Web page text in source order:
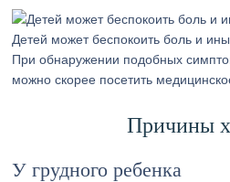
Детей может беспокоить боль и
При обнаружении подобных
можно скорее посетить
Причины
У грудного ребенка